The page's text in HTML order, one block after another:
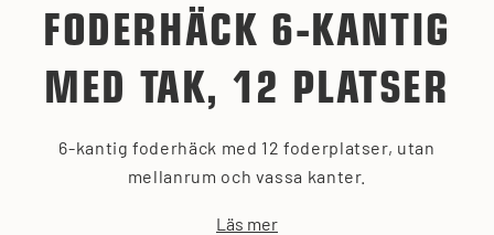
FODERHÄCK 6-KANTIG
MED TAK, 12 PLATSER
6-kantig foderhäck med 12 foderplatser, utan
mellanrum och vassa kanter.
Läs mer